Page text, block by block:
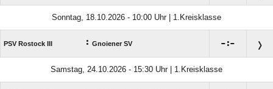
Sonntag, 18.10.2026 - 10:00 Uhr | 1.Kreisklasse
PSV Rostock III : Gnoiener SV :
Samstag, 24.10.2026 - 15:30 Uhr | 1.Kreisklasse